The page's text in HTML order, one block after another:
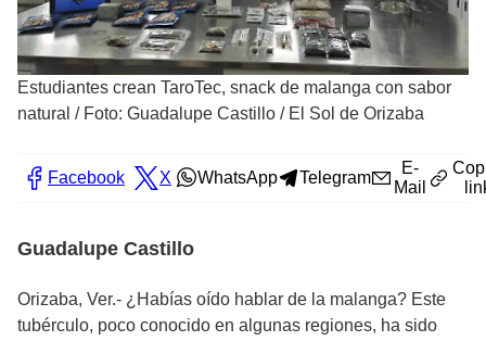
Estudiantes crean TaroTec, snack de malanga con sabor
natural / Foto: Guadalupe Castillo / El Sol de Orizaba
Facebook X WhatsApp Telegram
E-
Mail
Guadalupe Castillo
Orizaba, Ver.- ¿Habías oído hablar de la malanga? Este
tubérculo, poco conocido en algunas regiones, ha sido